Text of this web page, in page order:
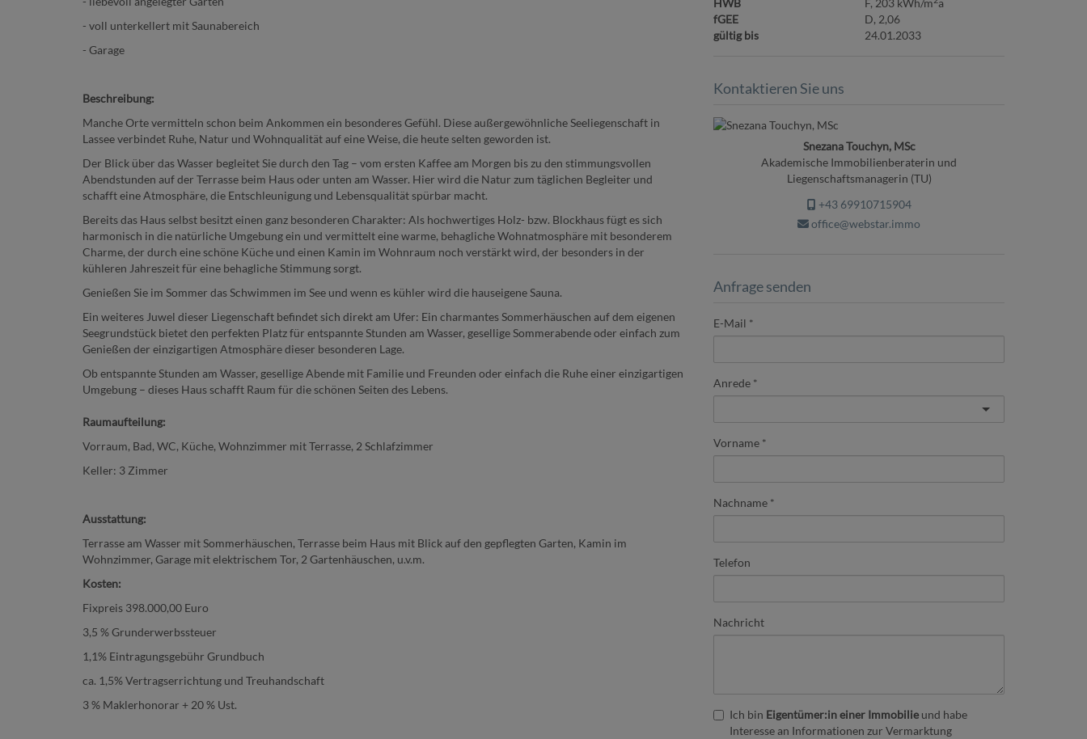
- voll unterkellert mit Saunabereich
- Garage
Beschreibung:
Manche Orte vermitteln schon beim Ankommen ein besonderes Gefühl. Diese außergewöhnliche Seeliegenschaft in
Lassee verbindet Ruhe, Natur und Wohnqualität auf eine Weise, die heute selten geworden ist.
Der Blick über das Wasser begleitet Sie durch den Tag – vom ersten Kaffee am Morgen bis zu den stimmungsvollen
Abendstunden auf der Terrasse beim Haus oder unten am Wasser. Hier wird die Natur zum täglichen Begleiter und
schafft eine Atmosphäre, die Entschleunigung und Lebensqualität spürbar macht.
Bereits das Haus selbst besitzt einen ganz besonderen Charakter: Als hochwertiges Holz- bzw. Blockhaus fügt es sich
harmonisch in die natürliche Umgebung ein und vermittelt eine warme, behagliche Wohnatmosphäre mit besonderem
Charme, der durch eine schöne Küche und einen Kamin im Wohnraum noch verstärkt wird, der besonders in der
kühleren Jahreszeit für eine behagliche Stimmung sorgt.
Genießen Sie im Sommer das Schwimmen im See und wenn es kühler wird die hauseigene Sauna.
Ein weiteres Juwel dieser Liegenschaft befindet sich direkt am Ufer: Ein charmantes Sommerhäuschen auf dem eigenen
Seegrundstück bietet den perfekten Platz für entspannte Stunden am Wasser, gesellige Sommerabende oder einfach zum
Genießen der einzigartigen Atmosphäre dieser besonderen Lage.
Ob entspannte Stunden am Wasser, gesellige Abende mit Familie und Freunden oder einfach die Ruhe einer einzigartigen
Umgebung – dieses Haus schafft Raum für die schönen Seiten des Lebens.
Raumaufteilung:
Vorraum, Bad, WC, Küche, Wohnzimmer mit Terrasse, 2 Schlafzimmer
Keller: 3 Zimmer
Ausstattung:
Terrasse am Wasser mit Sommerhäuschen, Terrasse beim Haus mit Blick auf den gepflegten Garten, Kamin im
Wohnzimmer, Garage mit elektrischem Tor, 2 Gartenhäuschen, u.v.m.
Kosten:
Fixpreis 398.000,00 Euro
3,5 % Grunderwerbssteuer
1,1% Eintragungsgebühr Grundbuch
ca. 1,5% Vertragserrichtung und Treuhandschaft
3 % Maklerhonorar + 20 % Ust.
HWB
F, 203 kWh/m a
fGEE
D, 2,06
gültig bis
24.01.2033
Kontaktieren Sie uns
Snezana Touchyn, MSc
Akademische Immobilienberaterin und
Liegenschaftsmanagerin (TU)
+43 69910715904
office@webstar.immo
Anfrage senden
E-Mail
Anrede
Vorname
Nachname
Telefon
Nachricht
Ich bin Eigentümer:in einer Immobilie und habe
Interesse an Informationen zur Vermarktung